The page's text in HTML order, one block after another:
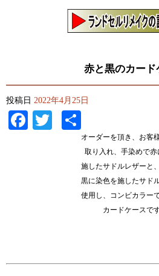
赤と黒のカード
投稿日 2022年4月25日
Facebook
Twitter
有
オーダーを頂き、お客
取り入れ、手染めで赤
施したサドルレザーと
黒に染色を施したサド
使用し、コンビカラー
カードケースです